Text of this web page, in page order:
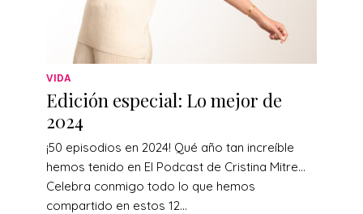
VIDA
Edición especial: Lo mejor de
2024
¡50 episodios en 2024! Qué año tan increíble
hemos tenido en El Podcast de Cristina Mitre…
Celebra conmigo todo lo que hemos
compartido en estos 12...